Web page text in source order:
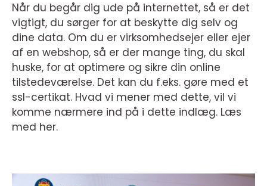
Når du begår dig ude på internettet, så er det
vigtigt, du sørger for at beskytte dig selv og
dine data. Om du er virksomhedsejer eller ejer
af en webshop, så er der mange ting, du skal
huske, for at optimere og sikre din online
tilstedeværelse. Det kan du f.eks. gøre med et
ssl-certikat. Hvad vi mener med dette, vil vi
komme nærmere ind på i dette indlæg. Læs
med her.